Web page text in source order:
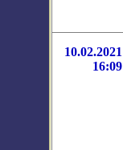
10.02.2021
16:09